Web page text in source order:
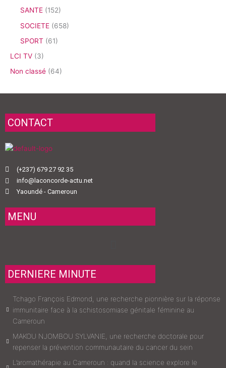
SANTE (152)
SOCIETE (658)
SPORT (61)
LCI TV (3)
Non classé (64)
CONTACT
(+237) 679 27 92 35
info@laconcorde-actu.net
Yaoundé - Cameroun
MENU
DERNIERE MINUTE
Tchago François Edmond, une recherche pionnière sur la réponse
immunitaire face à la schistosomiase génitale féminine au
Cameroun
MAKOU NJOMBOU SYLVANIE, une recherche doctorale pour
repenser la prévention communautaire du cancer du sein
L’aromathérapie au Cameroun : quand la science explore le